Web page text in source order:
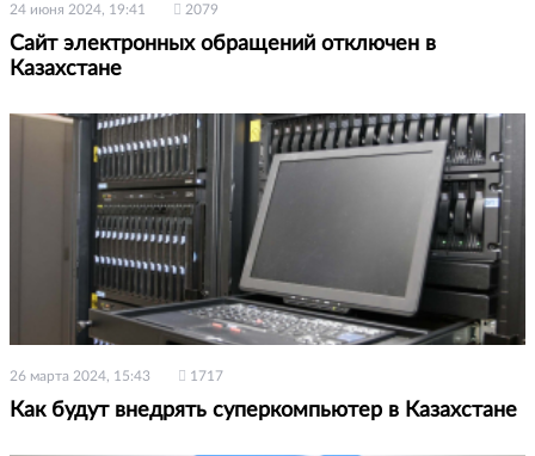
24 июня 2024, 19:41 2079
Сайт электронных обращений отключен в
Казахстане
26 марта 2024, 15:43 1717
Как будут внедрять суперкомпьютер в Казахстане